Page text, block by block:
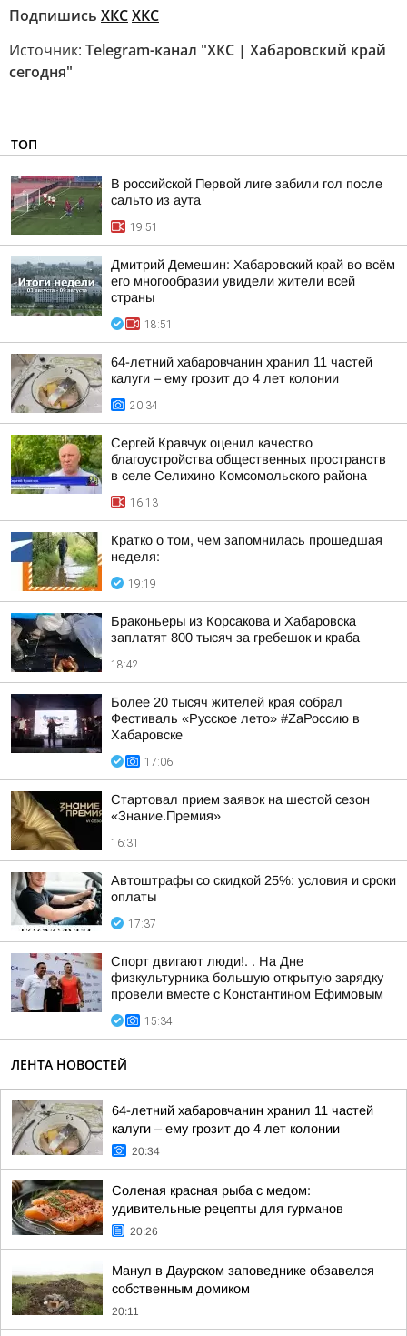
Подпишись ХКСХКС
Источник: Telegram-канал "ХКС | Хабаровский край
сегодня"
ТОП
В российской Первой лиге забили гол после
сальто из аута
19:51
Дмитрий Демешин: Хабаровский край во всём
его многообразии увидели жители всей
страны
18:51
64-летний хабаровчанин хранил 11 частей
калуги – ему грозит до 4 лет колонии
20:34
Сергей Кравчук оценил качество
благоустройства общественных пространств
в селе Селихино Комсомольского района
16:13
Кратко о том, чем запомнилась прошедшая
неделя:
19:19
Браконьеры из Корсакова и Хабаровска
заплатят 800 тысяч за гребешок и краба
18:42
Более 20 тысяч жителей края собрал
Фестиваль «Русское лето» #ZaРоссию в
Хабаровске
17:06
Стартовал прием заявок на шестой сезон
«Знание.Премия»
16:31
Автоштрафы со скидкой 25%: условия и сроки
оплаты
17:37
Спорт двигают люди!. . На Дне
физкультурника большую открытую зарядку
провели вместе с Константином Ефимовым
15:34
ЛЕНТА НОВОСТЕЙ
64-летний хабаровчанин хранил 11 частей
калуги – ему грозит до 4 лет колонии
20:34
Соленая красная рыба с медом:
удивительные рецепты для гурманов
20:26
Манул в Даурском заповеднике обзавелся
собственным домиком
20:11